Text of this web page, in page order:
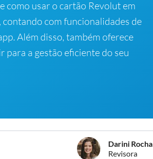
como usar o cartão Revolut em
com funcionalidades de
Além disso, também oferece
a gestão eficiente do seu
Darini Rocha
Revisora